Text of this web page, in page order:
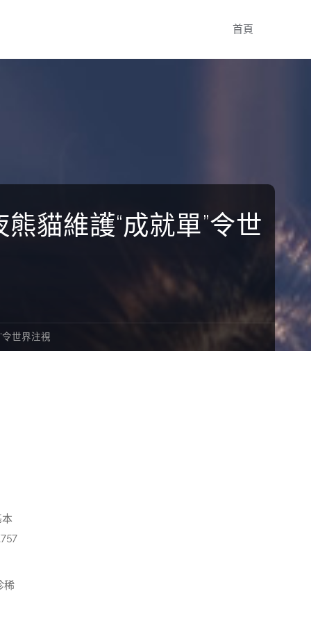
首頁
貓維護“成就單”令世
令世界注視
本
稀